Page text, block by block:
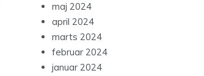
maj 2024
april 2024
marts 2024
februar 2024
januar 2024